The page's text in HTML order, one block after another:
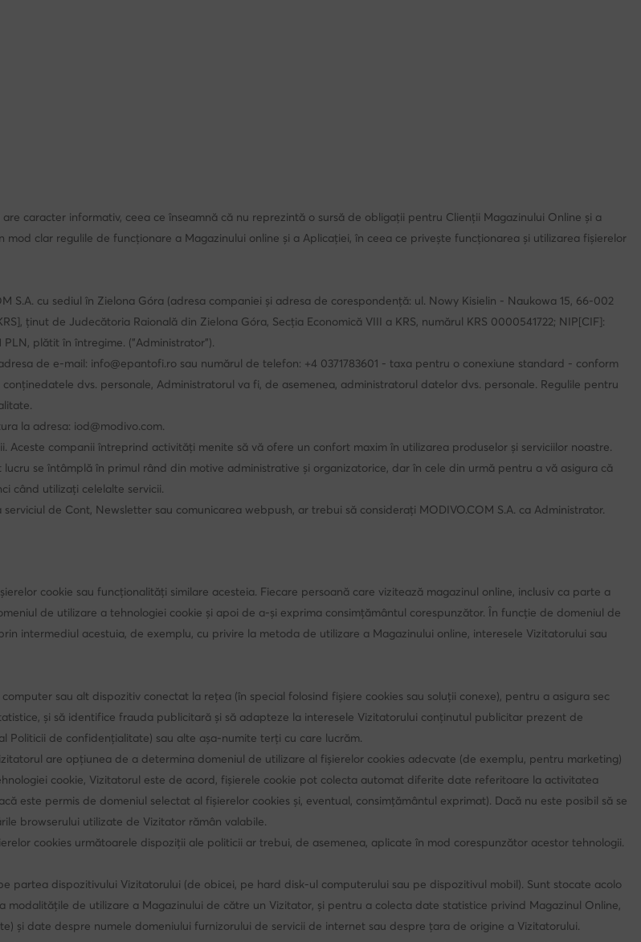
caracter informativ, ceea ce înseamnă că nu reprezintă o sursă de obligații pentru Clienții Magazinului Online și a
clar regulile de funcționare a Magazinului online și a Aplicației, în ceea ce privește funcționarea și utilizarea fișierelor
cu sediul în Zielona Góra (adresa companiei și adresa de corespondență: ul. Nowy Kisielin - Naukowa 15, 66-002
ținut de Judecătoria Raională din Zielona Góra, Secția Economică VIII a KRS, numărul KRS 0000541722; NIP[CIF]:
plătit în întregime. (”Administrator”).
de e-mail: info@epantofi.ro sau numărul de telefon: +4 0371783601 - taxa pentru o conexiune standard - conform
dvs. personale, Administratorul va fi, de asemenea, administratorul datelor dvs. personale. Regulile pentru
la adresa: iod@modivo.com.
Aceste companii întreprind activități menite să vă ofere un confort maxim în utilizarea produselor și serviciilor noastre.
se întâmplă în primul rând din motive administrative și organizatorice, dar în cele din urmă pentru a vă asigura că
când utilizați celelalte servicii.
de Cont, Newsletter sau comunicarea webpush, ar trebui să considerați MODIVO.COM S.A. ca Administrator.
cookie sau funcționalități similare acesteia. Fiecare persoană care vizitează magazinul online, inclusiv ca parte a
de utilizare a tehnologiei cookie și apoi de a-și exprima consimțământul corespunzător. În funcție de domeniul de
intermediul acestuia, de exemplu, cu privire la metoda de utilizare a Magazinului online, interesele Vizitatorului sau
sau alt dispozitiv conectat la rețea (în special folosind fișiere cookies sau soluții conexe), pentru a asigura sec
și să identifice frauda publicitară și să adapteze la interesele Vizitatorului conținutul publicitar prezent de
Politicii de confidențialitate) sau alte așa-numite terți cu care lucrăm.
are opțiunea de a determina domeniul de utilizare al fișierelor cookies adecvate (de exemplu, pentru marketing)
cookie, Vizitatorul este de acord, fișierele cookie pot colecta automat diferite date referitoare la activitatea
este permis de domeniul selectat al fișierelor cookies și, eventual, consimțământul exprimat). Dacă nu este posibil să se
browserului utilizate de Vizitator rămân valabile.
cookies următoarele dispoziții ale politicii ar trebui, de asemenea, aplicate în mod corespunzător acestor tehnologii.
partea dispozitivului Vizitatorului (de obicei, pe hard disk-ul computerului sau pe dispozitivul mobil). Sunt stocate acolo
de utilizare a Magazinului de către un Vizitator, și pentru a colecta date statistice privind Magazinul Online,
și date despre numele domeniului furnizorului de servicii de internet sau despre țara de origine a Vizitatorului.